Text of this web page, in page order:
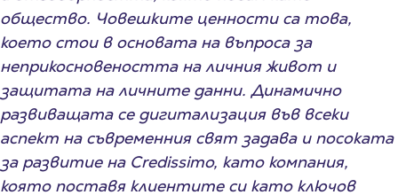
общество. Човешките ценности са това,
което стои в основата на въпроса за
неприкосновеността на личния живот и
защитата на личните данни. Динамично
развиващата се дигитализация във всеки
аспект на съвременния свят задава и посоката
за развитие на Credissimo, като компания,
която поставя клиентите си като ключов